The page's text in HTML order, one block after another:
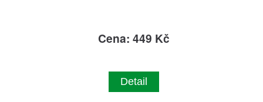
Cena: 449 Kč
Detail